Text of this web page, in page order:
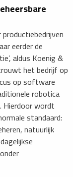
eerder de
aldus Koenig &
het bedrijf op
op software
robotica
Hierdoor wordt
standaard:
natuurlijk